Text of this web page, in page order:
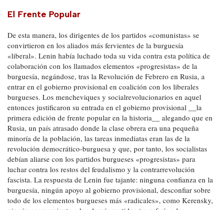
El Frente Popular
De esta manera, los dirigentes de los partidos «comunistas» se
convirtieron en los aliados más fervientes de la burguesía
«liberal». Lenin había luchado toda su vida contra esta política de
colaboración con los llamados elementos «progresistas» de la
burguesía, negándose, tras la Revolución de Febrero en Rusia, a
entrar en el gobierno provisional en coalición con los liberales
burgueses. Los mencheviques y socialrevolucionarios en aquel
entonces justificaron su entrada en el gobierno provisional __la
primera edición de frente popular en la historia__ alegando que en
Rusia, un país atrasado donde la clase obrera era una pequeña
minoría de la población, las tareas inmediatas eran las de la
revolución democrático-burguesa y que, por tanto, los socialistas
debían aliarse con los partidos burgueses «progresistas» para
luchar contra los restos del feudalismo y la contrarrevolución
fascista. La respuesta de Lenin fue tajante: ninguna confianza en la
burguesía, ningún apoyo al gobierno provisional, desconfiar sobre
todo de los elementos burgueses más «radicales», como Kerensky,